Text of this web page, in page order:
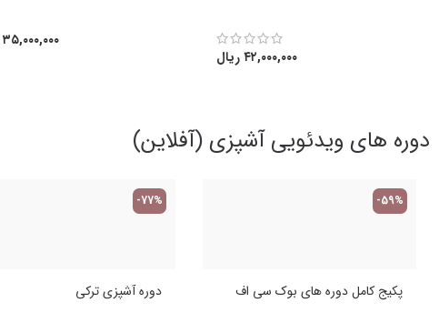
۴۲,۰۰۰,۰۰۰ریال
۳۵,۰۰۰,۰۰۰
دوره های ویدئویی آشپزی (آفلاین)
-59%
پکیج کامل دوره های بوک سی اف
-77%
دوره آشپزی ترکی